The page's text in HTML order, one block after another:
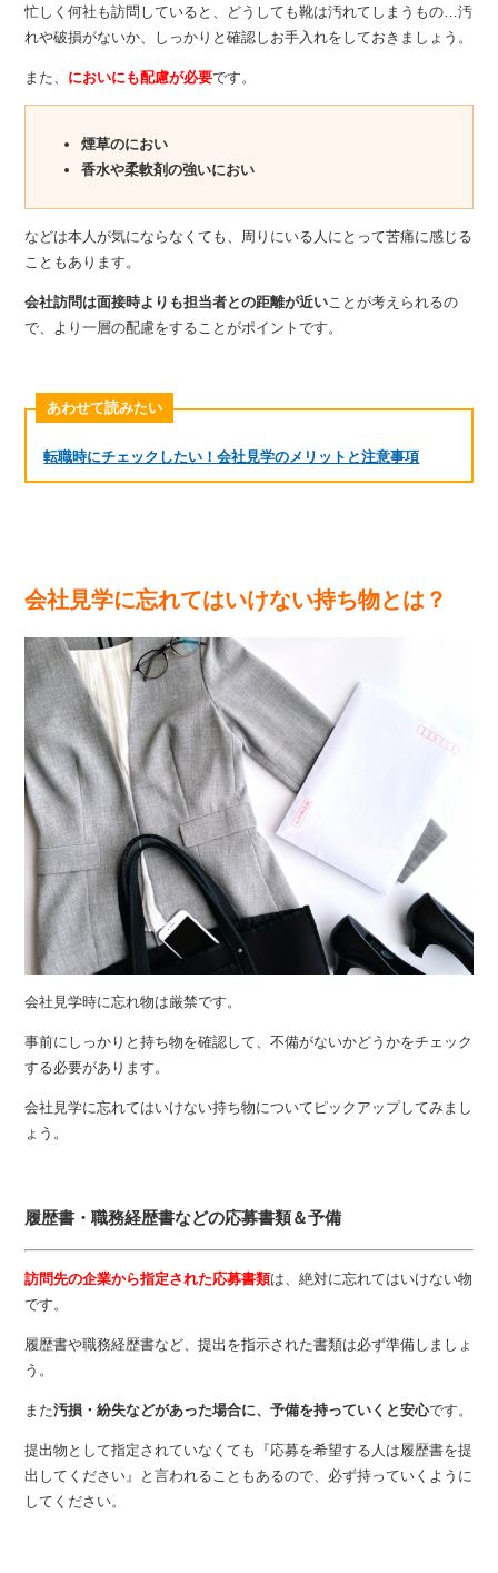
忙しく何社も訪問していると、どうしても靴は汚れてしまうもの…汚
れや破損がないか、しっかりと確認しお手入れをしておきましょう。
また、 においにも配慮が必要です。
煙草のにおい
香水や柔軟剤の強いにおい
などは本人が気にならなくても、周りにいる人にとって苦痛に感じる
こともあります。
会社訪問は面接時よりも担当者との距離が近いことが考えられるの
で、より一層の配慮をすることがポイントです。
あわせて読みたい
転職時にチェックしたい！会社見学のメリットと注意事項
会社見学に忘れてはいけない持ち物とは？
会社見学時に忘れ物は厳禁です。
事前にしっかりと持ち物を確認して、不備がないかどうかをチェック
する必要があります。
会社見学に忘れてはいけない持ち物についてピックアップしてみまし
ょう。
履歴書・職務経歴書などの応募書類＆予備
訪問先の企業から指定された応募書類は、絶対に忘れてはいけない物
です。
履歴書や職務経歴書など、提出を指示された書類は必ず準備しましょ
う。
また汚損・紛失などがあった場合に、予備を持っていくと安心です。
提出物として指定されていなくても『応募を希望する人は履歴書を提
出してください』と言われることもあるので、必ず持っていくように
してください。